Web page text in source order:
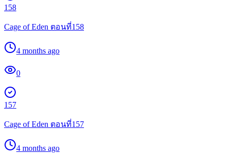
158
Cage of Eden ตอนที่158
4 months ago
0
157
Cage of Eden ตอนที่157
4 months ago